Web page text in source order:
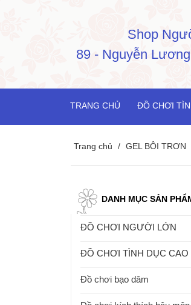
Shop
89 - Nguyễn
TRANG CHỦ ĐỒ CHƠI
Trang chủ / GEL BÔI TRƠN
DANH MỤC SẢN
ĐỒ CHƠI NGƯỜI LỚN
ĐỒ CHƠI TÌNH DỤC CAO
Đồ chơi bạo dâm